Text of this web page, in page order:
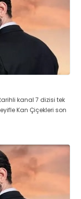
kanal 7 dizisi tek
Kan Çiçekleri son